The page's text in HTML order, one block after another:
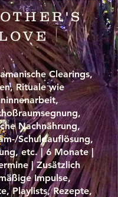
Clearings,
Rituale wie
Nachnährung,
Schuldauflösung,
etc. | 6 Monate|
| Zusätzlich
Impulse,
Playlists, Rezepte,